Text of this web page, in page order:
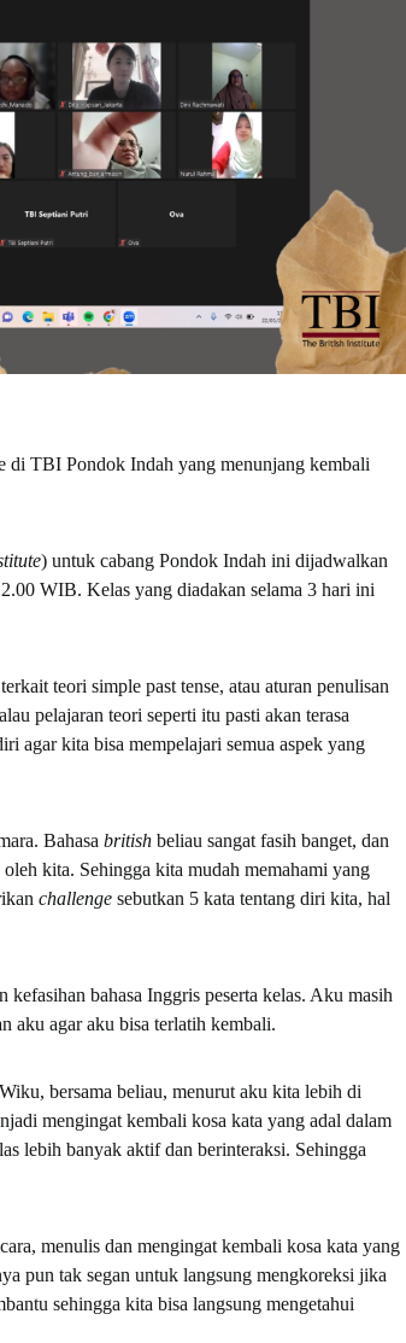
di TBI Pondok Indah yang menunjang kembali
) untuk cabang Pondok Indah ini dijadwalkan
WIB. Kelas yang diadakan selama 3 hari ini
teori simple past tense, atau aturan penulisan
pelajaran teori seperti itu pasti akan terasa
agar kita bisa mempelajari semua aspek yang
Bahasa british beliau sangat fasih banget, dan
kita. Sehingga kita mudah memahami yang
challenge sebutkan 5 kata tentang diri kita, hal
kefasihan bahasa Inggris peserta kelas. Aku masih
aku agar aku bisa terlatih kembali.
bersama beliau, menurut aku kita lebih di
mengingat kembali kosa kata yang adal dalam
lebih banyak aktif dan berinteraksi. Sehingga
menulis dan mengingat kembali kosa kata yang
pun tak segan untuk langsung mengkoreksi jika
sehingga kita bisa langsung mengetahui